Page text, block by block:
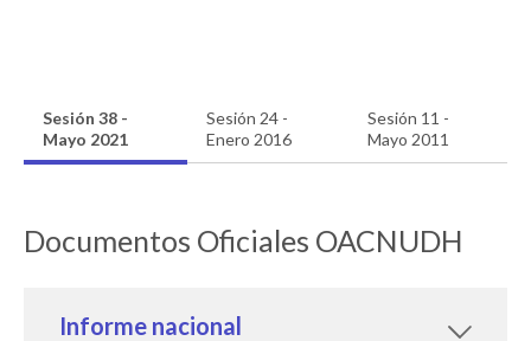
Sesión 38 -
Mayo 2021
Sesión 24 -
Enero 2016
Sesión 11 -
Mayo 2011
Documentos Oficiales OACNUDH
Informe nacional